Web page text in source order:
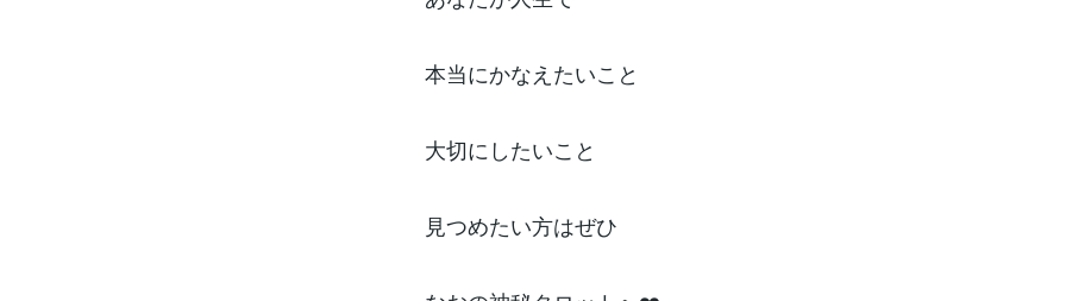
本当にかなえたいこと
大切にしたいこと
見つめたい方はぜひ